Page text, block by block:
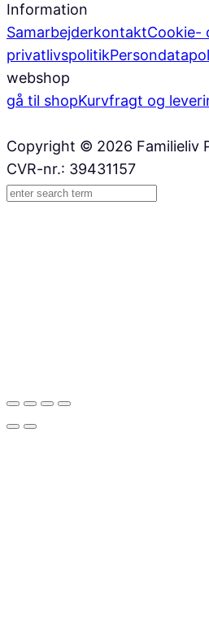
Information
SamarbejderkontaktCookie-
privatlivspolitik
webshop
gå til shopKurvfragt og
Copyright © 2026 Familieliv
CVR-nr.: 39431157